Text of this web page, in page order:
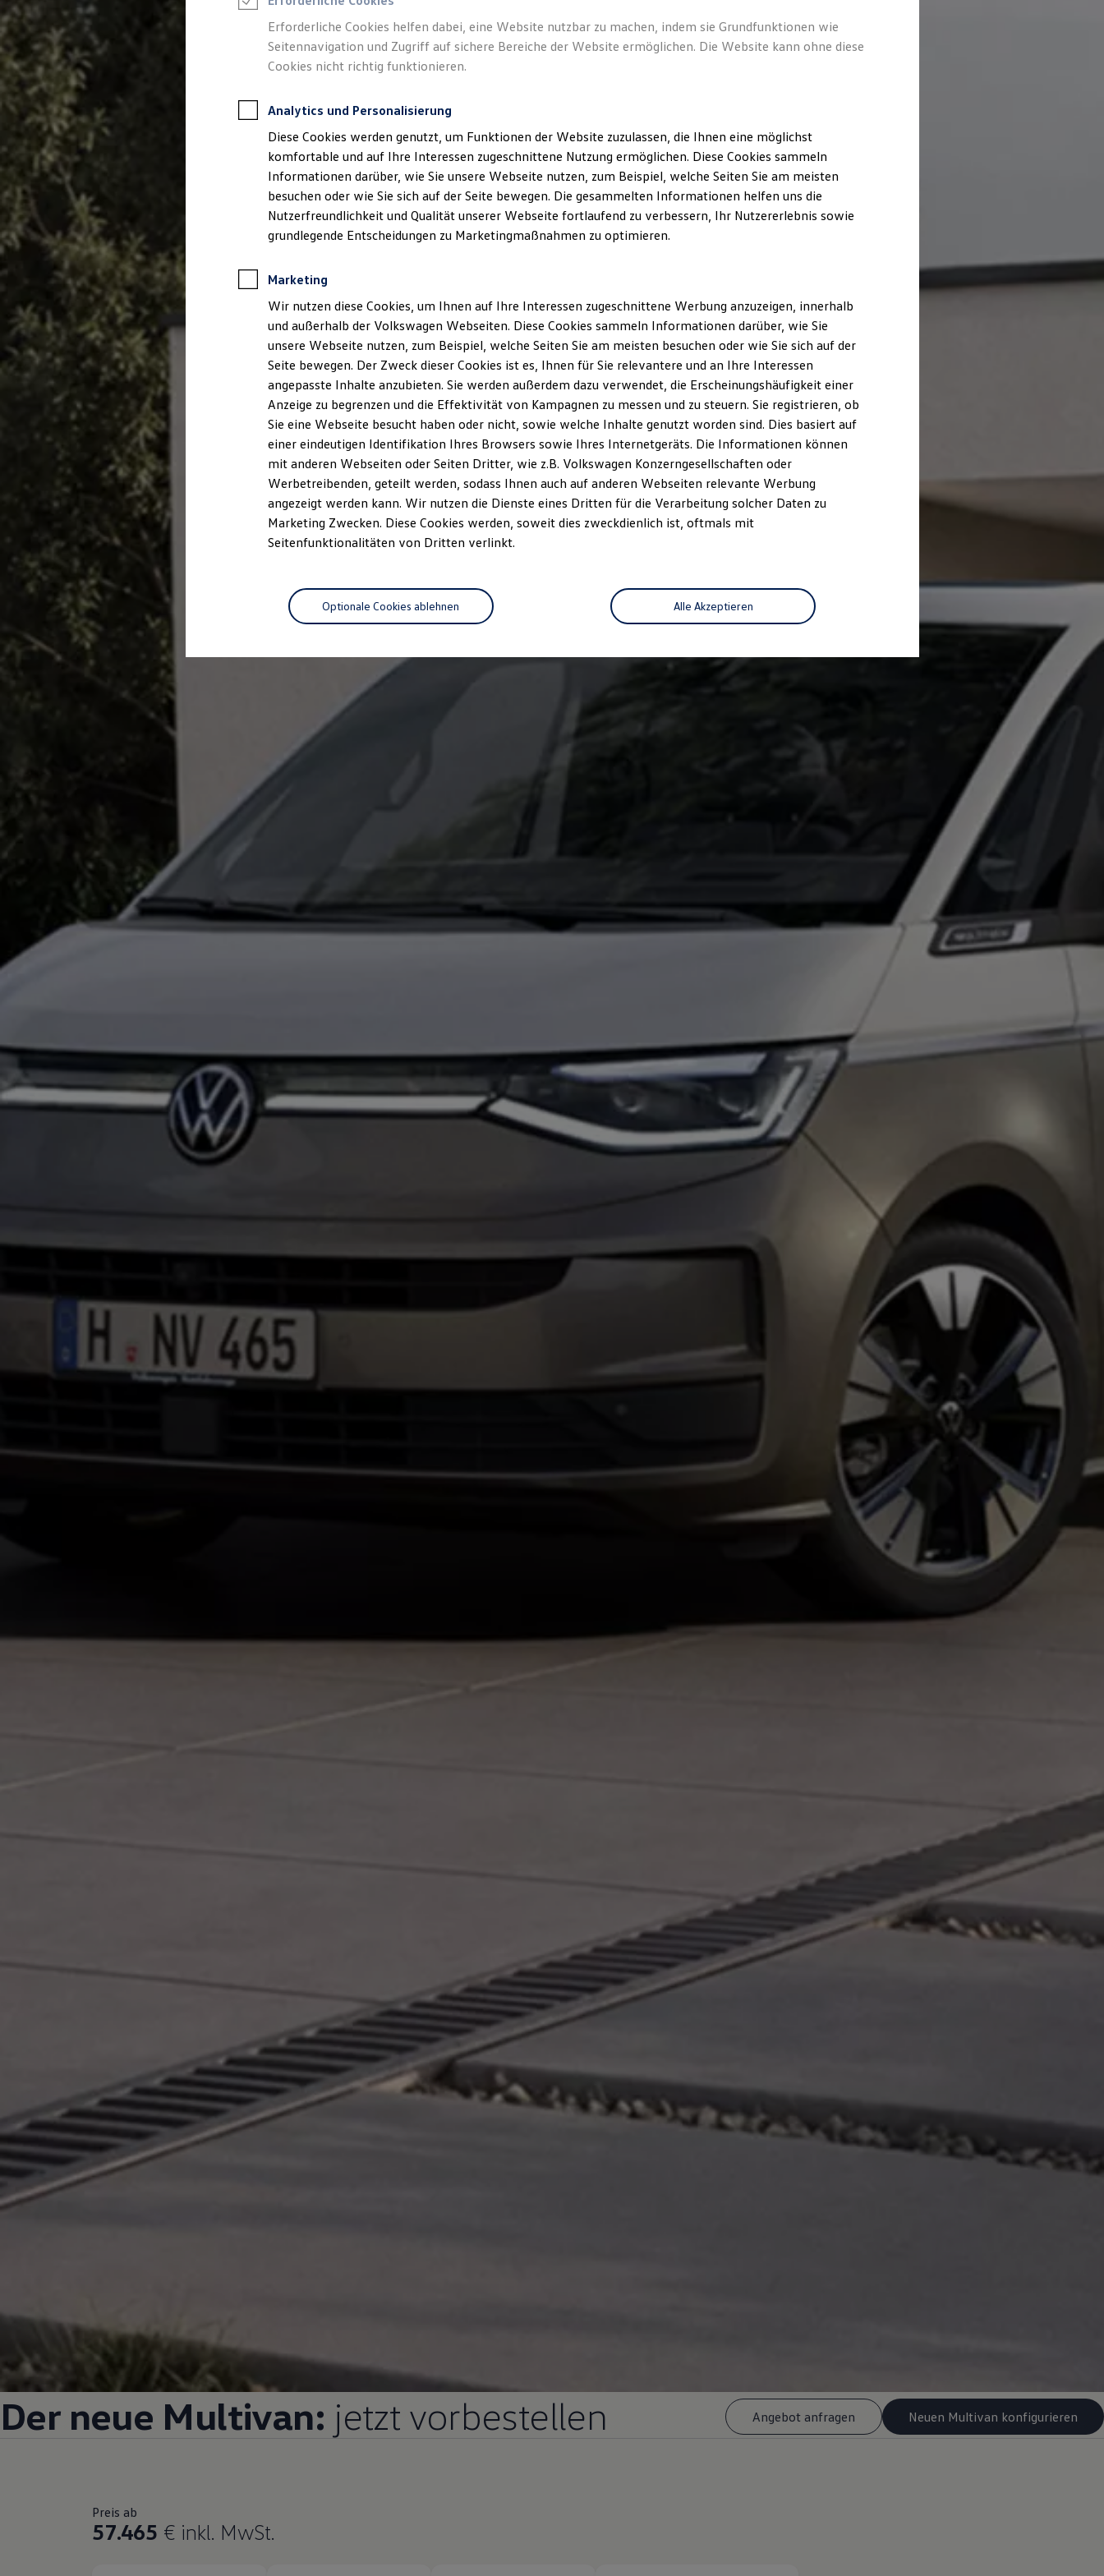
Rettungsdienste
ONE Business ID Vorteile
Fahrzeugsuche & Marktplatz
Fahrzeugsuche
Fahrzeuge online kaufen
Digitaler Marktplatz
Kauf & Finanzierung
Online-Fahrzeugbewertung
Aktionen & Angebote
Für Gewerbekunden
Gebrauchtwagen
ProfiPartner für Gebrauchtwagen
Zertifizierte Gebrauchtwagen
Finanzierung
Für Privatkunden
Für Gewerbekunden
Leasing
Für Privatkunden
Für Gewerbekunden
Versicherungen & Garantien
Garantien
Kfz-Versicherung für Nutzfahrzeuge
Restschuldversicherung
Wartungsverträge
Besitzer & Service
Reparatur & Service
Sommer-Special
Reparatur, Pflege & Inspektion
Servicetermin anfragen
Service-Vorteile bei Volkswagen Nutzfahrzeuge
ServicePlus
Economy Service
Räder & Reifen Service
Notdienst und Pannenhilfe
Software, Konnektivität & Apps
California App
VW Connect für Ihren ID. Buzz
VW Connect für Ihren Transporter/Caravelle
VW Connect für Ihren Amarok
VW Connect für andere Modelle
Connect Pro
Fleet Interface Data
Multistop Pathfinder
Übersicht Software Updates
Hilfreiches für Besitzer
Fahrerassistenz- und Sicherheitssysteme
Kurzfahrprofile und Ölverdünnung
Batterieverordnung
Ersatzteile und Betriebsflüssigkeiten
Original Zubehör und Lifestyle Produkte
myVolkswagen
myVolkswagen Business
Elektrisch & Autonom
Elektro - & Hybridfahrzeuge
Unser Ansatz
Förderung & Kosten der Elektrofahrzeuge
Fördermöglichkeiten für Privatkunden
Fördermöglichkeiten für Gewerbekunden
Kostensimulator
Autonomes Fahren
Mehr zum ID. Buzz
Online Beratung
California Reisen & Erlebnisse
Karriere
Karriere im Unternehmen
Karriere im Autohaus
Nachhaltigkeit
Rückblick VW Bus Festival 2023
75 Jahre Bulli Jubiläum
Der neue Multivan: jetzt vorbestellen Angebot anfragen Neuen Multivan konfigurieren
Preis ab
57.465 € inkl. MwSt.
Erforderliche Cookies helfen dabei, eine Website nutzbar zu machen, indem sie Grundfunktionen wie
Seitennavigation und Zugriff auf sichere Bereiche der Website ermöglichen. Die Website kann ohne diese
Cookies nicht richtig funktionieren.
Analytics und Personalisierung
Diese Cookies werden genutzt, um Funktionen der Website zuzulassen, die Ihnen eine möglichst
komfortable und auf Ihre Interessen zugeschnittene Nutzung ermöglichen. Diese Cookies sammeln
Informationen darüber, wie Sie unsere Webseite nutzen, zum Beispiel, welche Seiten Sie am meisten
besuchen oder wie Sie sich auf der Seite bewegen. Die gesammelten Informationen helfen uns die
Nutzerfreundlichkeit und Qualität unserer Webseite fortlaufend zu verbessern, Ihr Nutzererlebnis sowie
grundlegende Entscheidungen zu Marketingmaßnahmen zu optimieren.
Marketing
Wir nutzen diese Cookies, um Ihnen auf Ihre Interessen zugeschnittene Werbung anzuzeigen, innerhalb
und außerhalb der Volkswagen Webseiten. Diese Cookies sammeln Informationen darüber, wie Sie
unsere Webseite nutzen, zum Beispiel, welche Seiten Sie am meisten besuchen oder wie Sie sich auf der
Seite bewegen. Der Zweck dieser Cookies ist es, Ihnen für Sie relevantere und an Ihre Interessen
angepasste Inhalte anzubieten. Sie werden außerdem dazu verwendet, die Erscheinungshäufigkeit einer
Anzeige zu begrenzen und die Effektivität von Kampagnen zu messen und zu steuern. Sie registrieren, ob
Sie eine Webseite besucht haben oder nicht, sowie welche Inhalte genutzt worden sind. Dies basiert auf
einer eindeutigen Identifikation Ihres Browsers sowie Ihres Internetgeräts. Die Informationen können
mit anderen Webseiten oder Seiten Dritter, wie z.B. Volkswagen Konzerngesellschaften oder
Werbetreibenden, geteilt werden, sodass Ihnen auch auf anderen Webseiten relevante Werbung
angezeigt werden kann. Wir nutzen die Dienste eines Dritten für die Verarbeitung solcher Daten zu
Marketing Zwecken. Diese Cookies werden, soweit dies zweckdienlich ist, oftmals mit
Seitenfunktionalitäten von Dritten verlinkt.
Alle Akzeptieren
Optionale Cookies ablehnen